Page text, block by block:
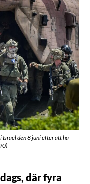
Israel den 8 juni efter att ha
där fyra